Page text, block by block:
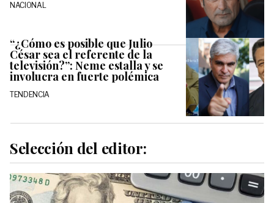
NACIONAL
“¿Cómo es posible que Julio
César sea el referente de la
televisión?”: Neme estalla y se
involucra en fuerte polémica
TENDENCIA
Selección del editor: